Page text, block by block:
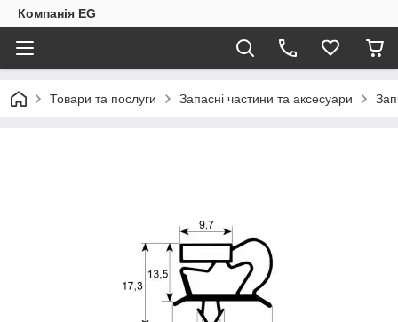
Компанія EG
Товари та послуги Запасні частини та аксесуари